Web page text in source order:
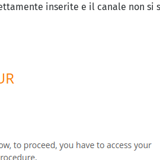
inserite e il canale non si